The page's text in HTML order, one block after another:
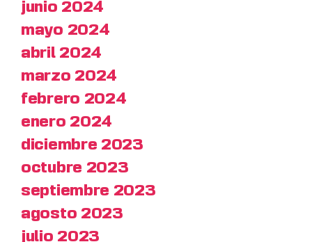
junio 2024
mayo 2024
abril 2024
marzo 2024
febrero 2024
enero 2024
diciembre 2023
octubre 2023
septiembre 2023
agosto 2023
julio 2023